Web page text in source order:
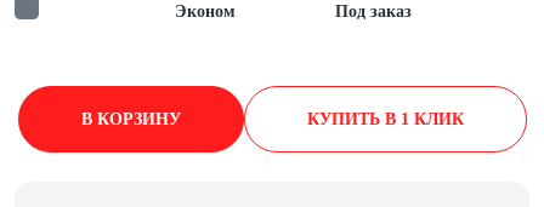
Эконом Под заказ
В КОРЗИНУ КУПИТЬ В 1 КЛИК